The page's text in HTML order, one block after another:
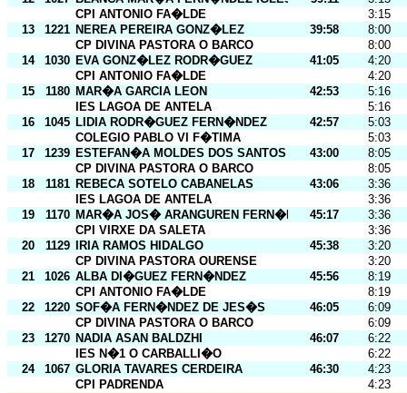
CPI ANTONIO FA�LDE
3:15
13
1221 NEREA PEREIRA GONZ�LEZ 39:58
8:00
CP DIVINA PASTORA O BARCO
8:00
14
1030 EVA GONZ�LEZ RODR�GUEZ 41:05
4:20
CPI ANTONIO FA�LDE
4:20
15
1180 MAR�A GARCIA LEON 42:53
5:16
IES LAGOA DE ANTELA
5:16
16
1045 LIDIA RODR�GUEZ FERN�NDEZ 42:57
5:03
COLEGIO PABLO VI F�TIMA
5:03
17
1239 ESTEFAN�A MOLDES DOS SANTOS 43:00
8:05
CP DIVINA PASTORA O BARCO
8:05
18
1181 REBECA SOTELO CABANELAS 43:06
3:36
IES LAGOA DE ANTELA
3:36
19
1170 MAR�A JOS� ARANGUREN FERN�NDEZ45:17
3:36
CPI VIRXE DA SALETA
3:36
20
1129 IRIA RAMOS HIDALGO 45:38
3:20
CP DIVINA PASTORA OURENSE
3:20
21
1026 ALBA DI�GUEZ FERN�NDEZ 45:56
8:19
CPI ANTONIO FA�LDE
8:19
22
1220 SOF�A FERN�NDEZ DE JES�S 46:05
6:09
CP DIVINA PASTORA O BARCO
6:09
23
1270 NADIA ASAN BALDZHI 46:07
6:22
IES N�1 O CARBALLI�O
6:22
24
1067 GLORIA TAVARES CERDEIRA 46:30
4:23
CPI PADRENDA
4:23